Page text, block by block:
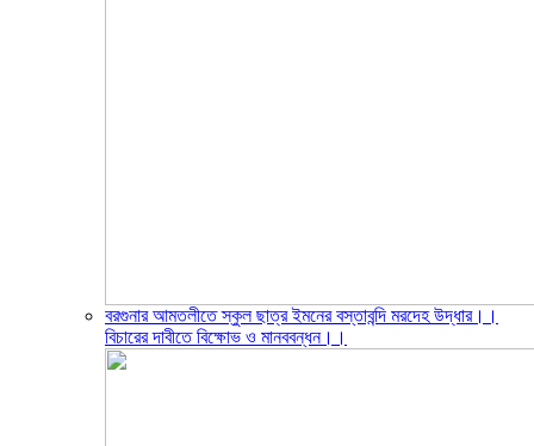
বরগুনার আমতলীতে স্কুল ছাত্র ইমনের বস্তাবন্দি মরদেহ উদ্ধার।।
বিচারের দাবীতে বিক্ষোভ ও মানববন্ধন।।